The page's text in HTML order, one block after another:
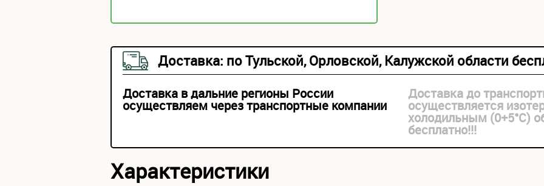
Доставка: по Тульской, Орловской, Калужской области
Доставка в дальние регионы России
осуществляем через транспортные компании
Доставка до
осуществляется
холодильным (0+5°С)
бесплатно!!!
Характеристики